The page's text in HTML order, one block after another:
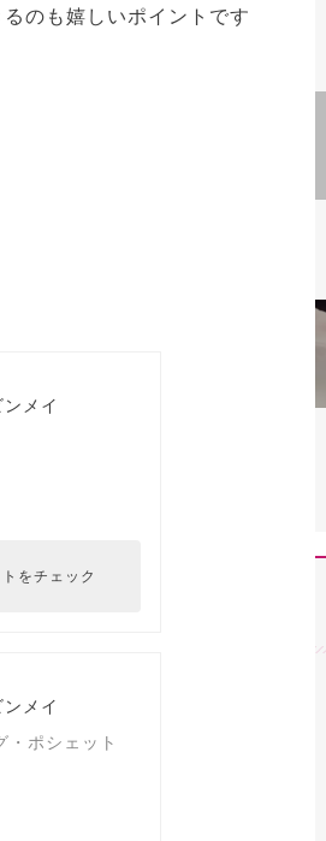
のも嬉しいポイントです
メイ
をチェック
メイ
・ポシェット